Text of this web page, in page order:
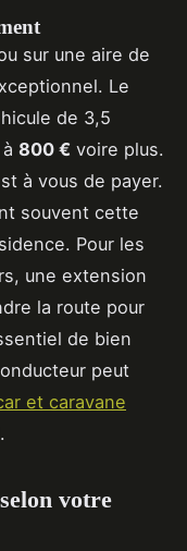
sur une aire de
Le
de 3,5
800 € voire plus.
à vous de payer.
souvent cette
Pour les
une extension
la route pour
de bien
peut
et caravane
votre